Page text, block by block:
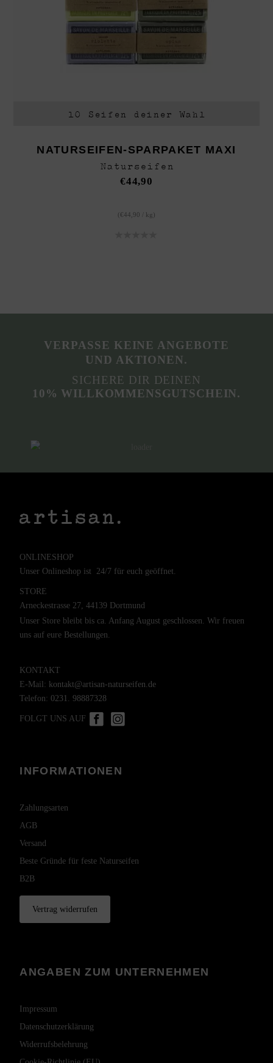
10 Seifen deiner Wahl
NATURSEIFEN-SPARPAKET MAXI
Naturseifen
€44,90
( €44,90 kg )
VERPASSE KEINE ANGEBOTE
UND AKTIONEN.
SICHERE DIR DEINEN
10% WILLKOMMENSGUTSCHEIN.
ONLINESHOP
Unser Onlineshop ist 24/7 für euch geöffnet.
STORE
Arneckestrasse 27, 44139 Dortmund
Unser Store bleibt bis ca. Anfang August geschlossen. Wir freuen
uns auf eure Bestellungen.
KONTAKT
E-Mail: kontakt@artisan-naturseifen.de
Telefon:0231. 98887328
FOLGT UNS AUF
INFORMATIONEN
Zahlungsarten
AGB
Versand
Beste Gründe für feste Naturseifen
B2B
Vertrag widerrufen
ANGABEN ZUM UNTERNEHMEN
Impressum
Datenschutzerklärung
Widerrufsbelehrung